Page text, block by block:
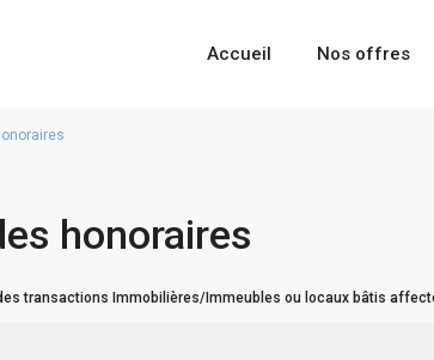
Accueil Nos offres
honoraires
transactions Immobilières/Immeubles ou locaux bâtis